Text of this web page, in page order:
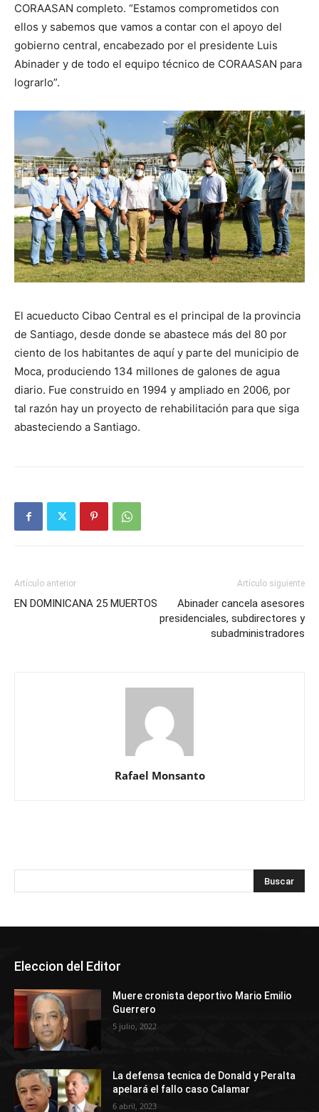
CORAASAN completo. “Estamos comprometidos con
ellos y sabemos que vamos a contar con el apoyo del
gobierno central, encabezado por el presidente Luis
Abinader y de todo el equipo técnico de CORAASAN para
lograrlo”.
El acueducto Cibao Central es el principal de la provincia
de Santiago, desde donde se abastece más del 80 por
ciento de los habitantes de aquí y parte del municipio de
Moca, produciendo 134 millones de galones de agua
diario. Fue construido en 1994 y ampliado en 2006, por
tal razón hay un proyecto de rehabilitación para que siga
abasteciendo a Santiago.
Artículo anterior
EN DOMINICANA 25 MUERTOS
Artículo siguiente
Abinader cancela asesores
presidenciales, subdirectores y
subadministradores
Rafael Monsanto
Eleccion del Editor
Muere cronista deportivo Mario Emilio
Guerrero
5 julio, 2022
La defensa tecnica de Donald y Peralta
apelará el fallo caso Calamar
6 abril, 2023